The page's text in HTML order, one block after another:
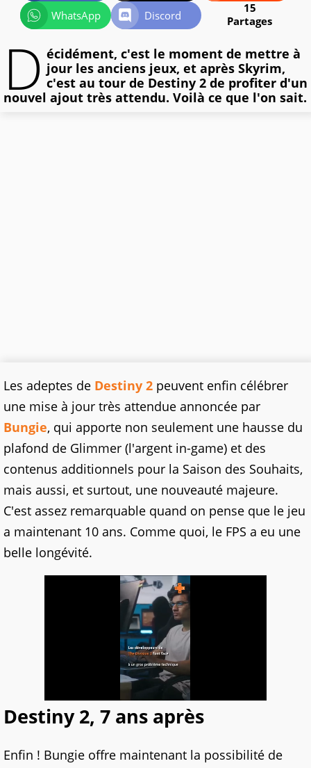
WhatsApp
Discord
15
Partages
D écidément, c'est le moment de mettre à
jour les anciens jeux, et après Skyrim,
c'est au tour de Destiny 2 de profiter d'un
nouvel ajout très attendu. Voilà ce que l'on sait.
Les adeptes de Destiny 2 peuvent enfin célébrer
une mise à jour très attendue annoncée par
Bungie, qui apporte non seulement une hausse du
plafond de Glimmer (l'argent in-game) et des
contenus additionnels pour la Saison des Souhaits,
mais aussi, et surtout, une nouveauté majeure.
C'est assez remarquable quand on pense que le jeu
a maintenant 10 ans. Comme quoi, le FPS a eu une
belle longévité.
Destiny 2, 7 ans après
Enfin ! Bungie offre maintenant la possibilité de